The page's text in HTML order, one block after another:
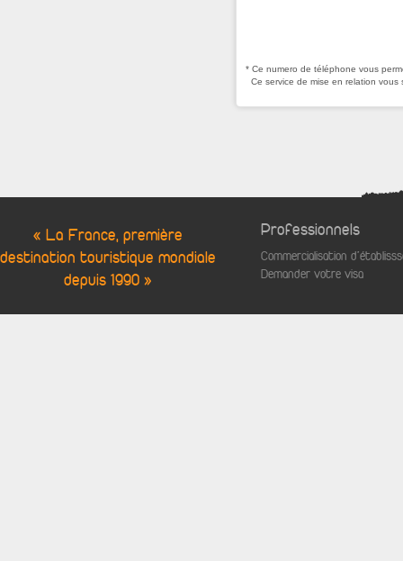
* Ce numero de téléphone vous
Ce service de mise en relation
« La France, première
destination touristique mondiale
depuis 1990 »
Professionnels
Commercialisation
Demander votre visa